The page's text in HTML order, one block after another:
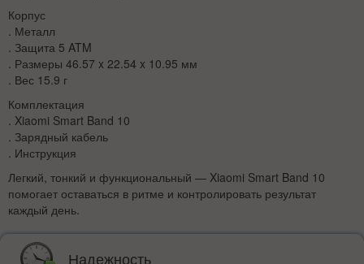
Корпус
. Металл
. Защита 5 ATM
. Размеры 46.57 x 22.54 x 10.95 мм
. Вес 15.9 г
Комплектация
. Xiaomi Smart Band 10
. Зарядный кабель
. Инструкция
Легкий, тонкий и функциональный — Xiaomi Smart Band 10
помогает оставаться в ритме и контролировать результат
каждый день.
Надежность